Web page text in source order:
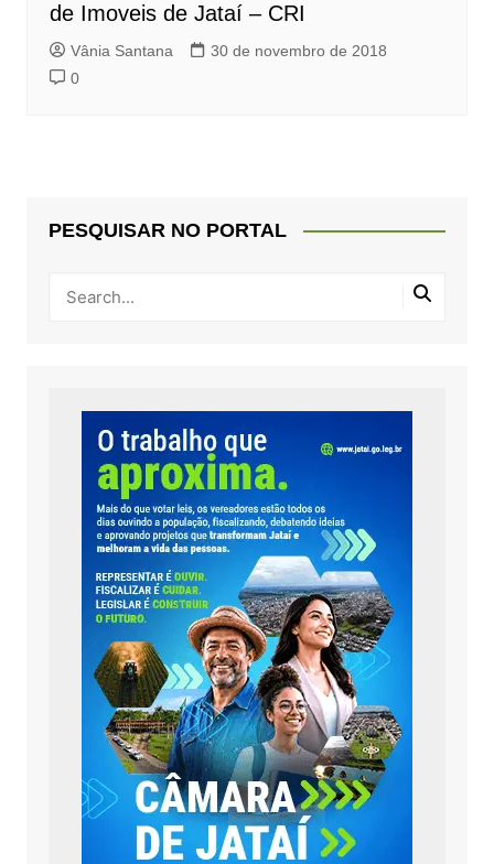
de Imoveis de Jataí – CRI
Vânia Santana
30 de novembro de 2018
0
PESQUISAR NO PORTAL